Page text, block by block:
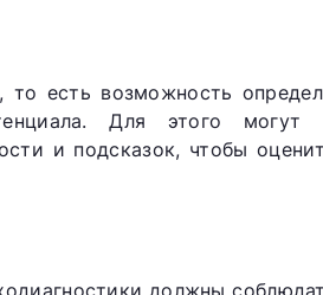
то есть возможность
Для этого могут
и подсказок, чтобы